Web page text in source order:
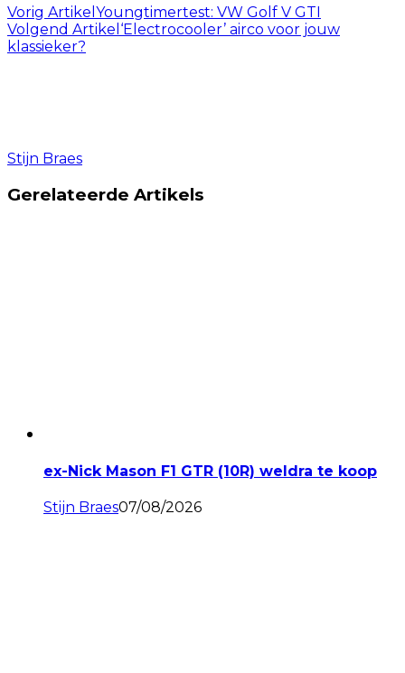
Vorig Artikel Youngtimertest: VW Golf V GTI
Volgend Artikel ‘Electrocooler’ airco voor jouw
klassieker?
Stijn Braes
Gerelateerde Artikels
ex-Nick Mason F1 GTR (10R) weldra te koop
Stijn Braes07/08/2026